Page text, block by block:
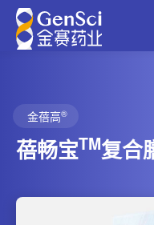
金蓓高®
蓓畅宝TM复合